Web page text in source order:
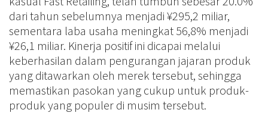
dari tahun sebelumnya menjadi ¥295,2 miliar,
sementara laba usaha meningkat 56,8% menjadi
¥26,1 miliar. Kinerja positif ini dicapai melalui
keberhasilan dalam pengurangan jajaran produk
yang ditawarkan oleh merek tersebut, sehingga
memastikan pasokan yang cukup untuk produk-
produk yang populer di musim tersebut.